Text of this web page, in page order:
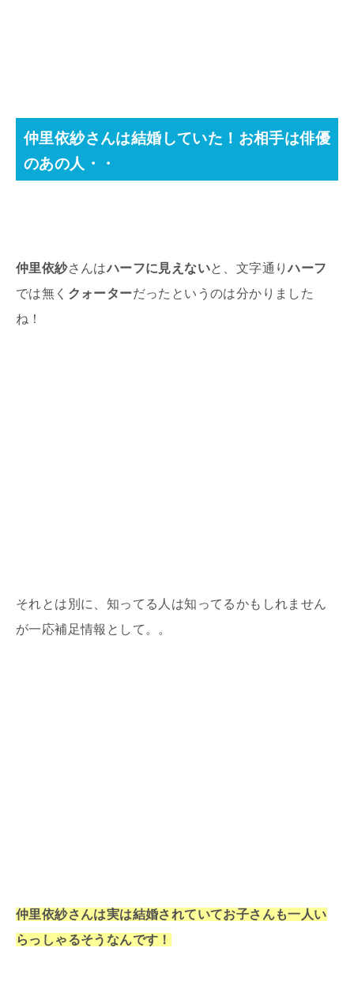
仲里依紗さんは結婚していた！お相手は俳優
のあの人・・
仲里依紗さんはハーフに見えないと、文字通りハーフ
では無く クォーターだったというのは分かりました
ね！
それとは別に、知ってる人は知ってるかもしれません
が一応補足情報として。。
仲里依紗さんは実は結婚されていてお子さんも一人い
らっしゃるそうなんです！